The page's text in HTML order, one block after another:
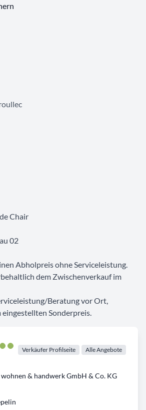
Verkäufer Profilseite Alle Angebote
& handwerk GmbH & Co. KG
Chair
02
Abholpreis ohne Serviceleistung.
dem Zwischenverkauf im
Beratung vor Ort,
Sonderpreis.